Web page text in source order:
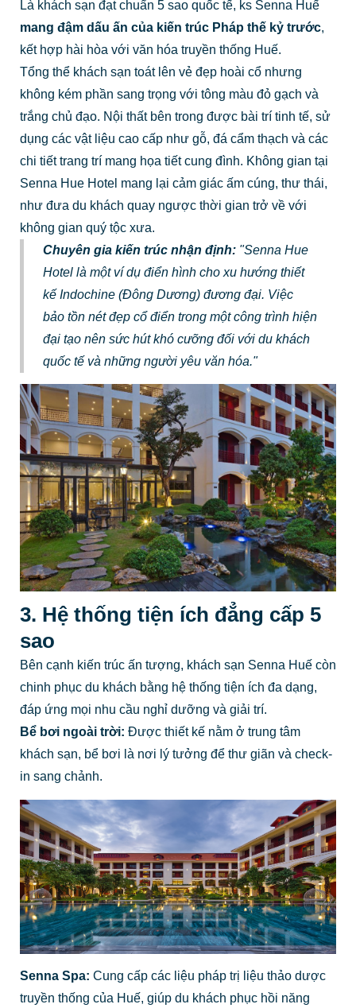
Là khách sạn đạt chuẩn 5 sao quốc tế, ks Senna Huế
mang đậm dấu ấn của kiến trúc Pháp thế kỷ trước,
kết hợp hài hòa với văn hóa truyền thống Huế.
Tổng thể khách sạn toát lên vẻ đẹp hoài cổ nhưng
không kém phần sang trọng với tông màu đỏ gạch và
trắng chủ đạo. Nội thất bên trong được bài trí tinh tế, sử
dụng các vật liệu cao cấp như gỗ, đá cẩm thạch và các
chi tiết trang trí mang họa tiết cung đình. Không gian tại
Senna Hue Hotel mang lại cảm giác ấm cúng, thư thái,
như đưa du khách quay ngược thời gian trở về với
không gian quý tộc xưa.
Chuyên gia kiến trúc nhận định:"Senna Hue
Hotel là một ví dụ điển hình cho xu hướng thiết
kế Indochine (Đông Dương) đương đại. Việc
bảo tồn nét đẹp cổ điển trong một công trình hiện
đại tạo nên sức hút khó cưỡng đối với du khách
quốc tế và những người yêu văn hóa."
3. Hệ thống tiện ích đẳng cấp 5
sao
Bên cạnh kiến trúc ấn tượng, khách sạn Senna Huế còn
chinh phục du khách bằng hệ thống tiện ích đa dạng,
đáp ứng mọi nhu cầu nghỉ dưỡng và giải trí.
Bể bơi ngoài trời: Được thiết kế nằm ở trung tâm
khách sạn, bể bơi là nơi lý tưởng để thư giãn và check-
in sang chảnh.
Senna Spa: Cung cấp các liệu pháp trị liệu thảo dược
truyền thống của Huế, giúp du khách phục hồi năng